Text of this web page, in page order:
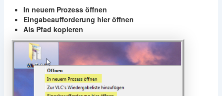
In neuem Prozess öffnen
Eingabeaufforderung hier öffnen
Als Pfad kopieren